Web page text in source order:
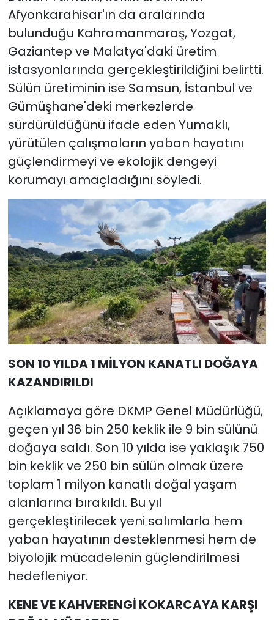
Afyonkarahisar'ın da aralarında
bulunduğu Kahramanmaraş, Yozgat,
Gaziantep ve Malatya'daki üretim
istasyonlarında gerçekleştirildiğini belirtti.
Sülün üretiminin ise Samsun, İstanbul ve
Gümüşhane'deki merkezlerde
sürdürüldüğünü ifade eden Yumaklı,
yürütülen çalışmaların yaban hayatını
güçlendirmeyi ve ekolojik dengeyi
korumayı amaçladığını söyledi.
SON 10 YILDA 1 MİLYON KANATLI DOĞAYA
KAZANDIRILDI
Açıklamaya göre DKMP Genel Müdürlüğü,
geçen yıl 36 bin 250 keklik ile 9 bin sülünü
doğaya saldı. Son 10 yılda ise yaklaşık 750
bin keklik ve 250 bin sülün olmak üzere
toplam 1 milyon kanatlı doğal yaşam
alanlarına bırakıldı. Bu yıl
gerçekleştirilecek yeni salımlarla hem
yaban hayatının desteklenmesi hem de
biyolojik mücadelenin güçlendirilmesi
hedefleniyor.
KENE VE KAHVERENGİ KOKARCAYA KARŞI